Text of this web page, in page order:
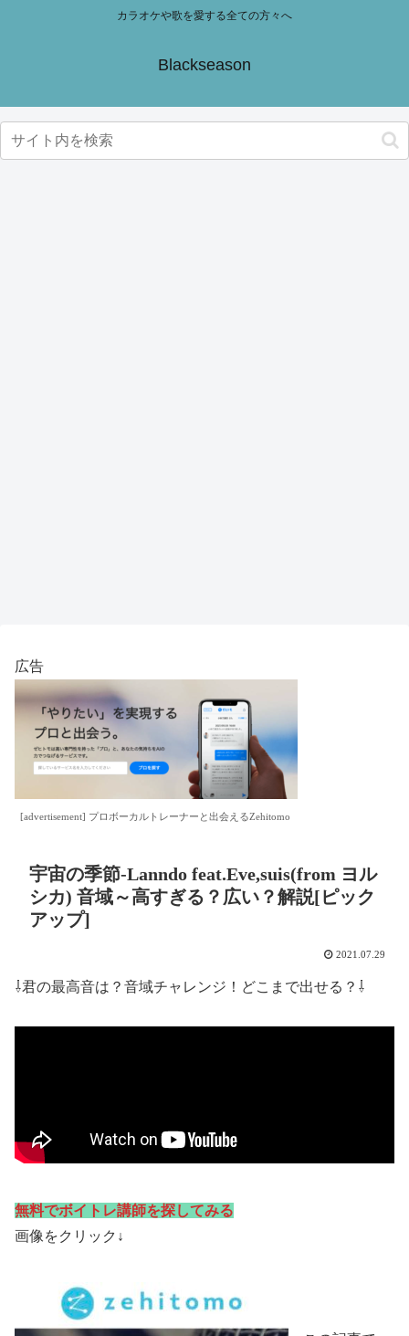
カラオケや歌を愛する全ての方々へ
Blackseason
広告
[advertisement] プロボーカルトレーナーと出会えるZehitomo
宇宙の季節-Lanndo feat.Eve,suis(from ヨル
シカ) 音域～高すぎる？広い？解説[ピック
アップ]
2021.07.29
⇩君の最高音は？音域チャレンジ！どこまで出せる？⇩
無料でボイトレ講師を探してみる
画像をクリック↓